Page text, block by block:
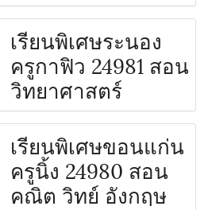
เรียนพิเศษระนอง
ครูกาฟิว 24981 สอน
วิทยาศาสตร์
เรียนพิเศษขอนแก่น
ครูนิ้ง 24980 สอน
คณิต วิทย์ อังกฤษ